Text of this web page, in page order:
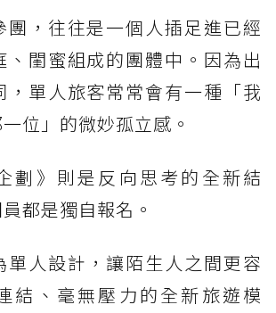
團，往往是一個人插足進已經
、閨蜜組成的團體中。因為出
，單人旅客常常會有一種「我
位」的微妙孤立感。
劃》則是反向思考的全新結
都是獨自報名。
單人設計，讓陌生人之間更容
結、毫無壓力的全新旅遊模